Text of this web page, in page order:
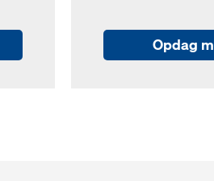
Opdag